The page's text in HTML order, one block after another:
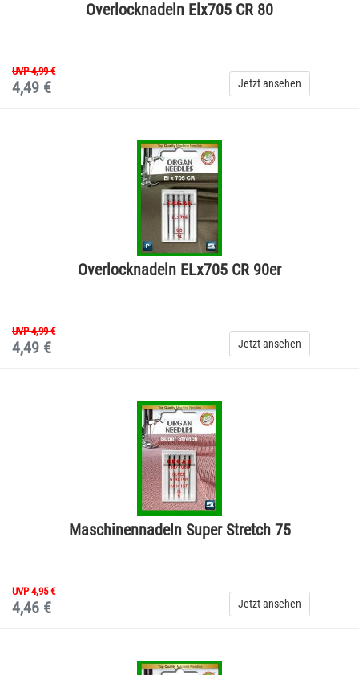
Overlocknadeln Elx705 CR 80
UVP 4,99 €
4,49 € Jetzt ansehen
Overlocknadeln ELx705 CR 90er
UVP 4,99 €
4,49 € Jetzt ansehen
Maschinennadeln Super Stretch 75
UVP 4,95 €
4,46 € Jetzt ansehen